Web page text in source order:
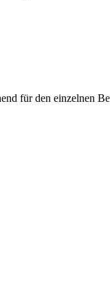
für den einzelnen